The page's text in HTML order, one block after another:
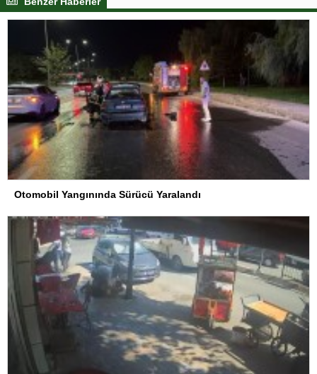
Otomobil Yangınında Sürücü Yaralandı